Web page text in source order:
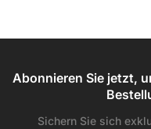
Abonnieren Sie jetzt,
Sichern Sie sich